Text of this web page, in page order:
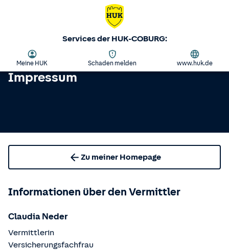
Services der HUK-COBURG:
Meine HUK Schaden melden www.huk.de
Impressum
Zu meiner Homepage
Informationen über den Vermittler
Claudia Neder
Vermittlerin
Versicherungsfachfrau